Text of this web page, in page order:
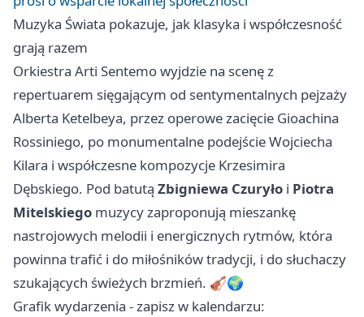
Muzyka Świata pokazuje, jak klasyka i współczesność
grają razem
Orkiestra Arti Sentemo wyjdzie na scenę z
repertuarem sięgającym od sentymentalnych pejzaży
Alberta Ketelbeya, przez operowe zacięcie Gioachina
Rossiniego, po monumentalne podejście Wojciecha
Kilara i współczesne kompozycje Krzesimira
Dębskiego. Pod batutą Zbigniewa Czuryło i Piotra
Mitelskiego muzycy zaproponują mieszankę
nastrojowych melodii i energicznych rytmów, która
powinna trafić i do miłośników tradycji, i do słuchaczy
szukających świeżych brzmień. 🎻🌍
Grafik wydarzenia - zapisz w kalendarzu: